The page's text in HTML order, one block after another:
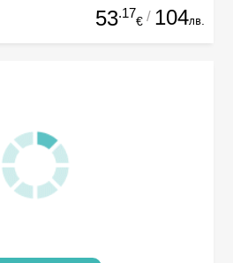
53.17
€ / 104лв.